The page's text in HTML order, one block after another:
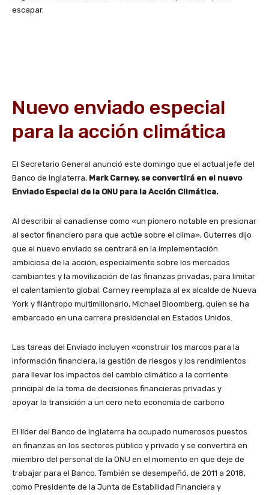
escapar.
Nuevo enviado especial
para la acción climática
El Secretario General anunció este domingo que el actual jefe del
Banco de Inglaterra, Mark Carney, se convertirá en el nuevo
Enviado Especial de la ONU para la Acción Climática.
Al describir al canadiense como «un pionero notable en presionar
al sector financiero para que actúe sobre el clima», Guterres dijo
que el nuevo enviado se centrará en la implementación
ambiciosa de la acción, especialmente sobre los mercados
cambiantes y la movilización de las finanzas privadas, para limitar
el calentamiento global. Carney reemplaza al ex alcalde de Nueva
York y filántropo multimillonario, Michael Bloomberg, quien se ha
embarcado en una carrera presidencial en Estados Unidos.
Las tareas del Enviado incluyen «construir los marcos para la
información financiera, la gestión de riesgos y los rendimientos
para llevar los impactos del cambio climático a la corriente
principal de la toma de decisiones financieras privadas y
apoyar la transición a un cero neto economía de carbono
El líder del Banco de Inglaterra ha ocupado numerosos puestos
en finanzas en los sectores público y privado y se convertirá en
miembro del personal de la ONU en el momento en que deje de
trabajar para el Banco. También se desempeñó, de 2011 a 2018,
como Presidente de la Junta de Estabilidad Financiera y